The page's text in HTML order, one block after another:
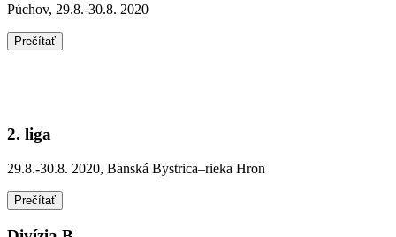
Púchov, 29.8.-30.8. 2020
Prečítať
2. liga
29.8.-30.8. 2020, Banská Bystrica–rieka Hron
Prečítať